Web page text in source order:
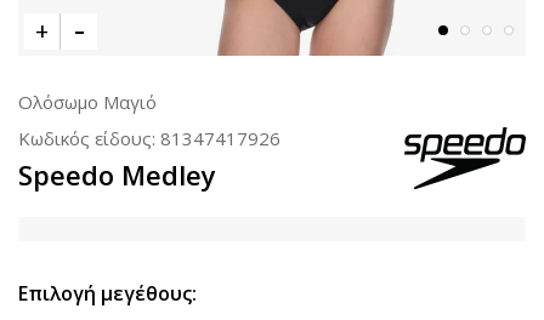
Ολόσωμο Μαγιό
Κωδικός είδους: 81347417926
Speedo Medley
Επιλογή μεγέθους: